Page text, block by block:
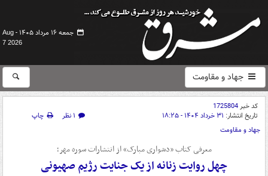
جمعه ۱۶ مرداد ۱۴۰۵ -
Aug
7 2026
جهاد و مقاومت
کد خبر1725804
تاریخ انتشار: ۳۱ خرداد ۱۴۰۴ - ۱۸:۲۵ ۱ نظر
چاپ
جهاد و مقاومت
معرفی کتاب «دشواری مبارک» از انتشارات سوره مهر؛
چهل روایت زنانه از یک جنایت رژیم صهیونی